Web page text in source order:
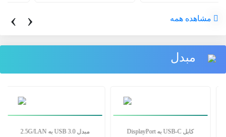
‹ › مشاهده همه
مبدل
کابل USB-C به DisplayPort
تبدیل یو اس بی3 به لن RJ45)